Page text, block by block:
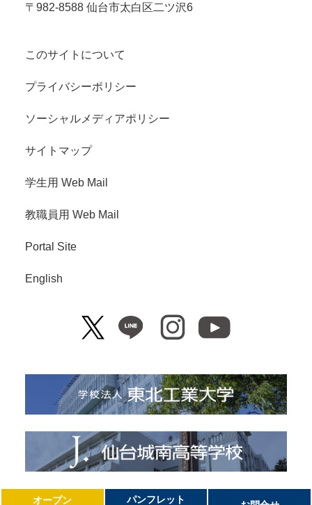
〒982-8588 仙台市太白区二ツ沢6
このサイトについて
プライバシーポリシー
ソーシャルメディアポリシー
サイトマップ
学生用 Web Mail
教職員用 Web Mail
Portal Site
English
Copyright© Tohoku Institute of Technology. All Right Reserved.
オープン パンフレット